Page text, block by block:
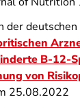
der
B-12-
von
25.08.2022